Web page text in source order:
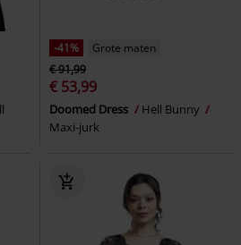
-41%
Grote maten
€ 91,99
€ 53,99
Doomed Dress
Hell Bunny
Maxi-jurk